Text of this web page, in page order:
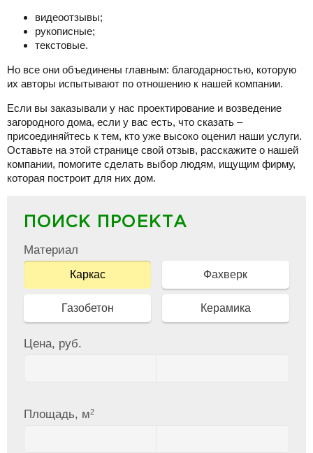
видеоотзывы;
рукописные;
текстовые.
Но все они объединены главным: благодарностью, которую
их авторы испытывают по отношению к нашей компании.
Если вы заказывали у нас проектирование и возведение
загородного дома, если у вас есть, что сказать –
присоединяйтесь к тем, кто уже высоко оценил наши услуги.
Оставьте на этой странице свой отзыв, расскажите о нашей
компании, помогите сделать выбор людям, ищущим фирму,
которая построит для них дом.
ПОИСК ПРОЕКТА
Материал
Каркас Фахверк
Газобетон Керамика
Цена, руб.
Площадь, м2